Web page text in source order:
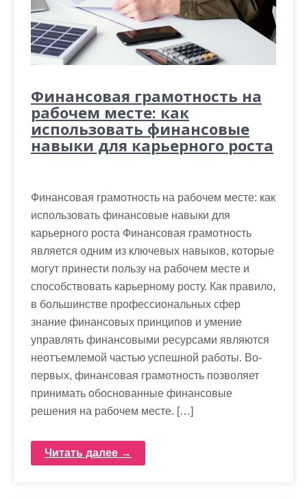
Финансовая грамотность на
рабочем месте: как
использовать финансовые
навыки для карьерного роста
Финансовая грамотность на рабочем месте: как
использовать финансовые навыки для
карьерного роста Финансовая грамотность
является одним из ключевых навыков, которые
могут принести пользу на рабочем месте и
способствовать карьерному росту. Как правило,
в большинстве профессиональных сфер
знание финансовых принципов и умение
управлять финансовыми ресурсами являются
неотъемлемой частью успешной работы. Во-
первых, финансовая грамотность позволяет
принимать обоснованные финансовые
решения на рабочем месте. […]
Читать далее →